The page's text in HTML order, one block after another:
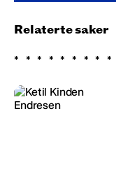
Relaterte saker